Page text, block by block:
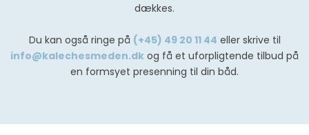
dækkes.
Du kan også ringe på (+45) 49 20 11 44 eller skrive til
info@kalechesmeden.dk og få et uforpligtende tilbud på
en formsyet presenning til din båd.